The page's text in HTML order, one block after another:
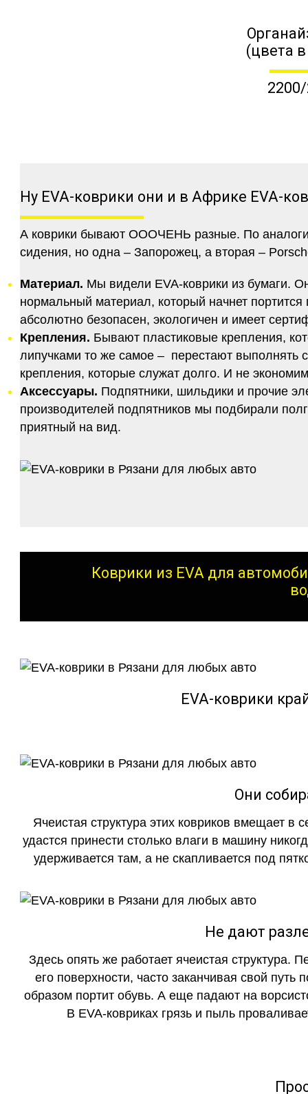
(цвета
Ну EVA-коврики они и в Африке EVA-
А коврики бывают ОООЧЕНЬ разные. По
сидения, но одна – Запорожец, а вторая –
Материал. Мы видели EVA-коврики из бумаги.
нормальный материал, который начнет
абсолютно безопасен, экологичен и имеет
Крепления. Бывают пластиковые крепления,
липучками то же самое – перестают
крепления, которые служат долго. И не
Аксессуары. Подпятники, шильдики и прочие
производителей подпятников мы подбирали
приятный на вид.
Коврики из EVA для
EVA-коврики
Они
Ячеистая структура этих ковриков вмещает в
удастся принести столько влаги в машину
удерживается там, а не скапливается под
Не дают
Здесь опять же работает ячеистая структура.
его поверхности, часто заканчивая свой
образом портит обувь. А еще падают на
В EVA-ковриках грязь и пыль